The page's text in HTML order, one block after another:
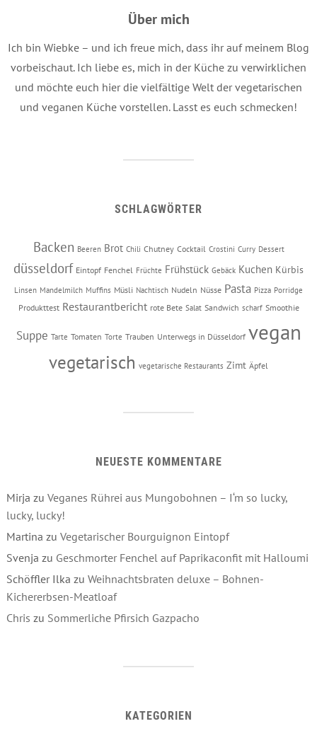
Über mich
Ich bin Wiebke – und ich freue mich, dass ihr auf meinem Blog
vorbeischaut. Ich liebe es, mich in der Küche zu verwirklichen
und möchte euch hier die vielfältige Welt der vegetarischen
und veganen Küche vorstellen. Lasst es euch schmecken!
SCHLAGWÖRTER
Backen Beeren Brot Chili Chutney Cocktail Crostini Curry Dessert
düsseldorf Eintopf Fenchel Früchte Frühstück Gebäck Kuchen Kürbis
Linsen Mandelmilch Muffins Müsli Nachtisch Nudeln Nüsse Pasta Pizza Porridge
Produkttest Restaurantbericht rote Bete Salat Sandwich scharf Smoothie
Suppe Tarte Tomaten Torte Trauben Unterwegs in Düsseldorf vegan
vegetarisch vegetarische Restaurants Zimt Äpfel
NEUESTE KOMMENTARE
Mirja zu Veganes Rührei aus Mungobohnen – I‘m so lucky,
lucky, lucky!
Martina zu Vegetarischer Bourguignon Eintopf
Svenja zu Geschmorter Fenchel auf Paprikaconfit mit Halloumi
Schöffler Ilka zu Weihnachtsbraten deluxe – Bohnen-
Kichererbsen-Meatloaf
Chris zu Sommerliche Pfirsich Gazpacho
KATEGORIEN